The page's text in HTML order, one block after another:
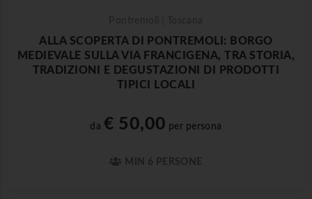
ALLA SCOPERTA DI PONTREMOLI: BORGO
MEDIEVALE SULLA VIA FRANCIGENA, TRA STORIA,
TRADIZIONI E DEGUSTAZIONI DI PRODOTTI
TIPICI LOCALI
da € 50,00 per persona
MIN 6 PERSONE